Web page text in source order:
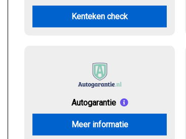
Kenteken check
Autogarantie
Meer informatie